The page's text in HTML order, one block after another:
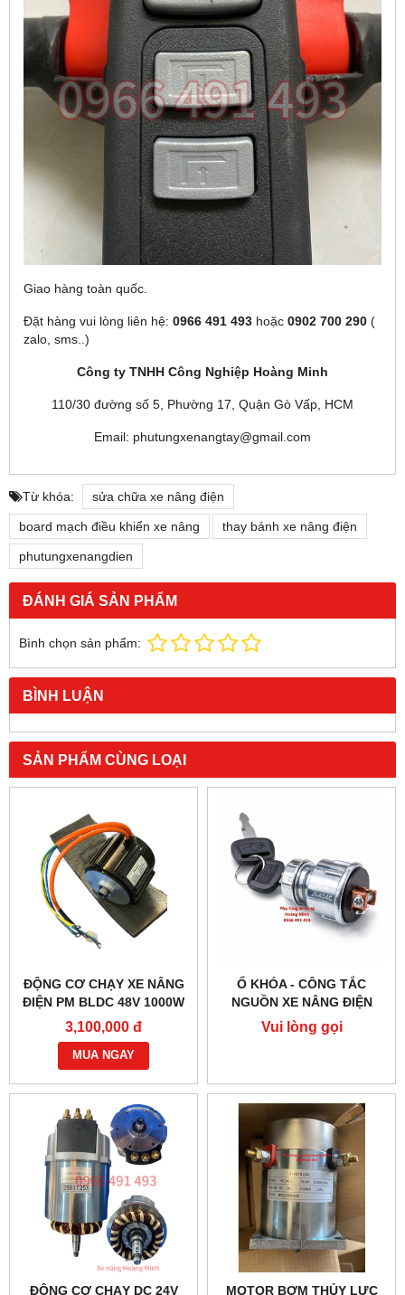
Giao hàng toàn quốc.
Đặt hàng vui lòng liên hệ: 0966 491 493 hoặc 0902 700 290 (
zalo, sms..)
Công ty TNHH Công Nghiệp Hoàng Minh
110/30 đường số 5, Phường 17, Quận Gò Vấp, HCM
Email: phutungxenangtay@gmail.com
Từ khóa: sửa chữa xe nâng điện
board mạch điều khiển xe nâng thay bánh xe nâng điện
phutungxenangdien
ĐÁNH GIÁ SẢN PHẨM
Bình chọn sản phẩm:
BÌNH LUẬN
SẢN PHẨM CÙNG LOẠI
ĐỘNG CƠ CHẠY XE NÂNG
ĐIỆN PM BLDC 48V 1000W
– HIỆU SUẤT CAO
3,100,000 đ
MUA NGAY
Ổ KHÓA - CÔNG TẮC
NGUỒN XE NÂNG ĐIỆN
JK404C-1
Vui lòng gọi
ĐỘNG CƠ CHẠY DC 24V MOTOR BƠM THỦY LỰC